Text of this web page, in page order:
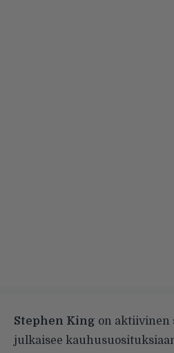
Stephen King on aktiivinen
julkaisee